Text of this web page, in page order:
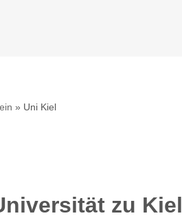
» Uni Kiel
zu Kiel